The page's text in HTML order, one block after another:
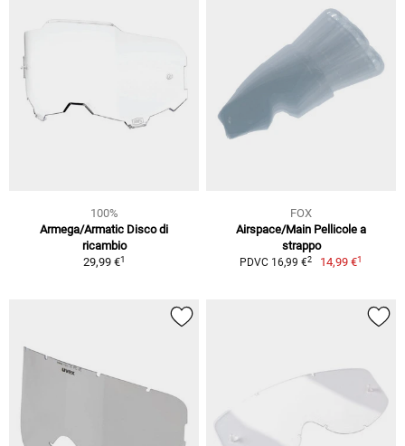
100%
Armega/Armatic Disco di
ricambio
29,99 €1
FOX
Airspace/Main Pellicole a
strappo
PDVC 16,99 €2 14,99 €1